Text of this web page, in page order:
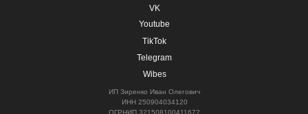
ИП Зиренко Иван Олегович
ИНН 250904034120
VK
Youtube
Wibes
Telegram
TikTok